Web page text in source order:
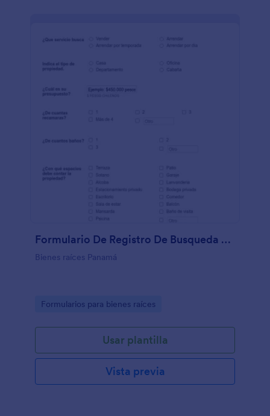
Formulario De Registro De Busqueda De Propiedades
Bienes raíces Panamá
Go to Category:
Formularios para bienes raíces
Usar plantilla
Vista previa